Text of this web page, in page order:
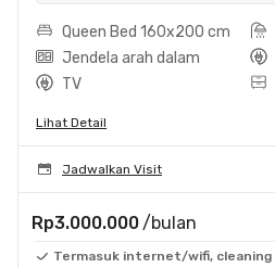
Queen Bed 160x200 cm
Jendela arah dalam
TV
Lihat Detail
Jadwalkan Visit
Rp3.000.000 /bulan
Termasuk internet/wifi, cleaning